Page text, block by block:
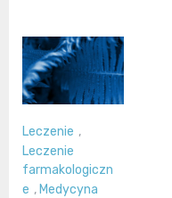
Leczenie ,
Leczenie
farmakologiczn
e , Medycyna